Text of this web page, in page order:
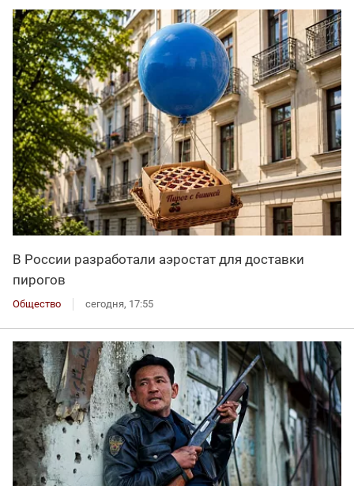
В России разработали аэростат для доставки
пирогов
Общество сегодня, 17:55